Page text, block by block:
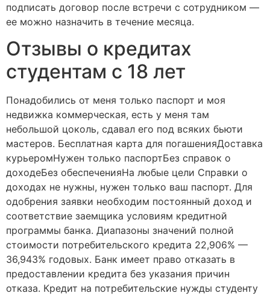
подписать договор после встречи с сотрудником —
ее можно назначить в течение месяца.
Отзывы о кредитах
студентам с 18 лет
Понадобились от меня только паспорт и моя
недвижка коммерческая, есть у меня там
небольшой цоколь, сдавал его под всяких бьюти
мастеров. Бесплатная карта для погашенияДоставка
курьеромНужен только паспортБез справок о
доходеБез обеспеченияНа любые цели Справки о
доходах не нужны, нужен только ваш паспорт. Для
одобрения заявки необходим постоянный доход и
соответствие заемщика условиям кредитной
программы банка. Диапазоны значений полной
стоимости потребительского кредита 22,906% —
36,943% годовых. Банк имеет право отказать в
предоставлении кредита без указания причин
отказа. Кредит на потребительские нужды студенту